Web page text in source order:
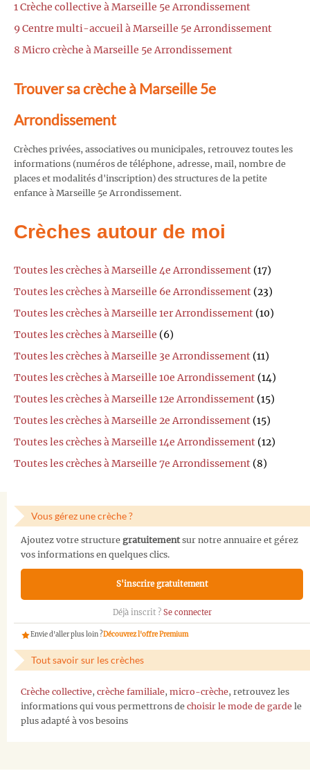
1 Crèche collective à Marseille 5e Arrondissement
9 Centre multi-accueil à Marseille 5e Arrondissement
8 Micro crèche à Marseille 5e Arrondissement
Trouver sa crèche à Marseille 5e
Arrondissement
Crèches privées, associatives ou municipales, retrouvez toutes les
informations (numéros de téléphone, adresse, mail, nombre de
places et modalités d'inscription) des structures de la petite
enfance à Marseille 5e Arrondissement.
Crèches autour de moi
Toutes les crèches à Marseille 4e Arrondissement (17)
Toutes les crèches à Marseille 6e Arrondissement (23)
Toutes les crèches à Marseille 1er Arrondissement (10)
Toutes les crèches à Marseille (6)
Toutes les crèches à Marseille 3e Arrondissement (11)
Toutes les crèches à Marseille 10e Arrondissement (14)
Toutes les crèches à Marseille 12e Arrondissement (15)
Toutes les crèches à Marseille 2e Arrondissement (15)
Toutes les crèches à Marseille 14e Arrondissement (12)
Toutes les crèches à Marseille 7e Arrondissement (8)
Vous gérez une crèche ?
Ajoutez votre structure gratuitementsur notre annuaire et gérez
vos informations en quelques clics.
S'inscrire gratuitement
Déjà inscrit ? Se connecter
Envie d'aller plus loin ?Découvrez l'offre Premium
Tout savoir sur les crèches
Crèche collective, crèche familiale, micro-crèche, retrouvez les
informations qui vous permettrons de choisir le mode de garde le
plus adapté à vos besoins